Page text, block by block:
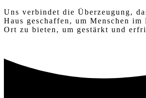
Uns verbindet die Überzeugung,
Haus geschaffen, um Menschen
Ort zu bieten, um gestärkt und